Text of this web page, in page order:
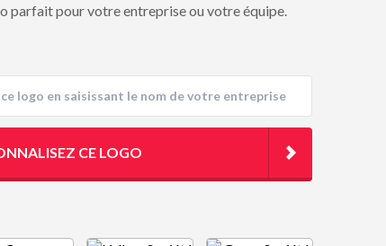
parfait pour votre entreprise ou votre équipe.
CE LOGO